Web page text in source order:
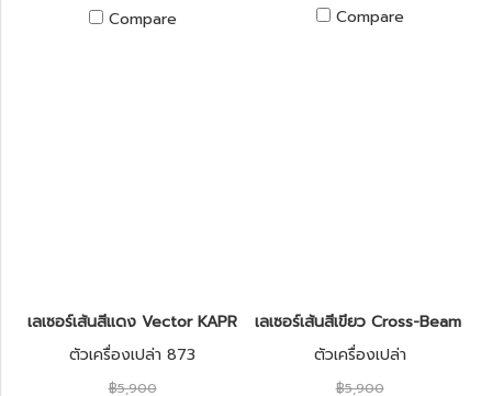
Compare Compare
เลเซอร์เส้นสีแดง Vector KAPRO รุ่น 873 Prolaser®
ตัวเครื่องเปล่า 873
฿5,900
เลเซอร์เส้นสีเขียว Cross-Beam
ตัวเครื่องเปล่า
฿5,900